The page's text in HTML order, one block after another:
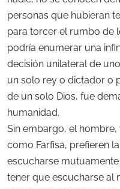
personas que hubieran
para torcer el rumbo de
podría enumerar una
decisión unilateral de
un solo rey o dictador o
de un solo Dios, fue
humanidad.
Sin embargo, el
como Farfisa, prefieren
escucharse
tener que escucharse al